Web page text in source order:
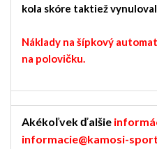
kola skóre taktiež
Náklady na šípkový
na polovičku.
Akékoľvek ďalšie
informacie@kamosi-